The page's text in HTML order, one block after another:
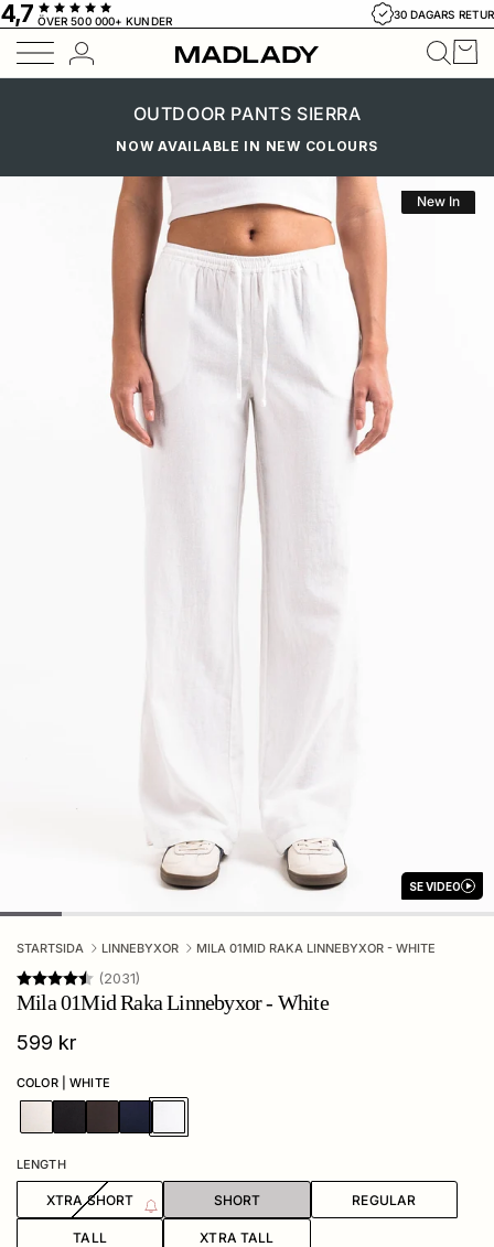
Hoppa till innehåll
4,7 ÖVER 500 000+ KUNDER 30 DAGARS RETUR
SNABB LEVERANS
Konto
Geolocation
OUTDOOR PANTS SIERRA
NOW AVAILABLE IN NEW COLOURS
Hoppa till produktinformation
SE VIDEO
New In
STARTSIDA LINNEBYXOR MILA 01MID RAKA LINNEBYXOR - WHITE
Betyg: (2031)
Mila 01Mid Raka Linnebyxor - White
Ordinarie pris
599 kr
COLOR | WHITE
LENGTH
XTRA SHORT SHORT REGULAR
TALL XTRA TALL